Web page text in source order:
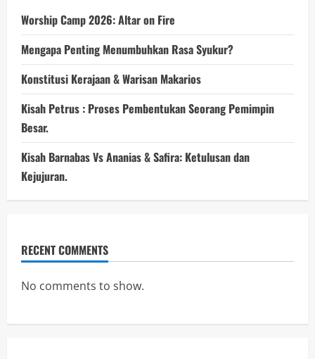
Worship Camp 2026: Altar on Fire
Mengapa Penting Menumbuhkan Rasa Syukur?
Konstitusi Kerajaan & Warisan Makarios
Kisah Petrus : Proses Pembentukan Seorang Pemimpin
Besar.
Kisah Barnabas Vs Ananias & Safira: Ketulusan dan
Kejujuran.
RECENT COMMENTS
No comments to show.